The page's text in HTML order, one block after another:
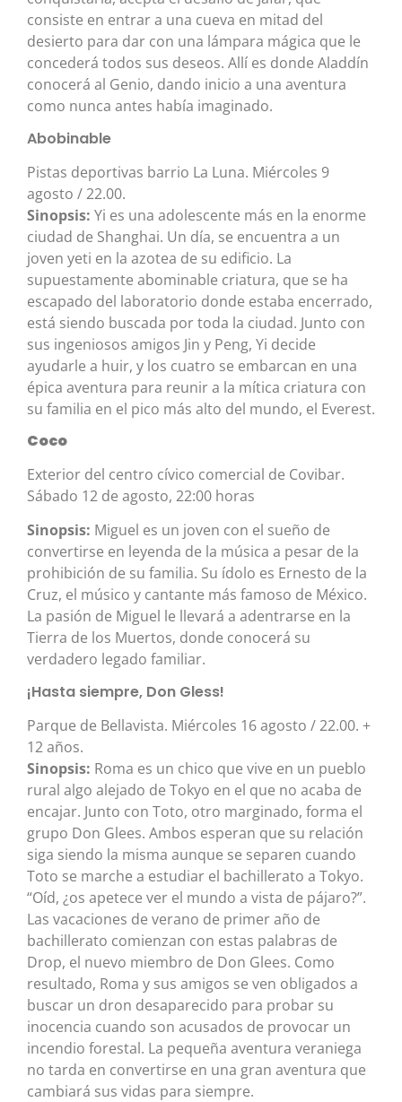
consiste en entrar a una cueva en mitad del
desierto para dar con una lámpara mágica que le
concederá todos sus deseos. Allí es donde Aladdín
conocerá al Genio, dando inicio a una aventura
como nunca antes había imaginado.
Abobinable
Pistas deportivas barrio La Luna. Miércoles 9
agosto / 22.00.
Sinopsis: Yi es una adolescente más en la enorme
ciudad de Shanghai. Un día, se encuentra a un
joven yeti en la azotea de su edificio. La
supuestamente abominable criatura, que se ha
escapado del laboratorio donde estaba encerrado,
está siendo buscada por toda la ciudad. Junto con
sus ingeniosos amigos Jin y Peng, Yi decide
ayudarle a huir, y los cuatro se embarcan en una
épica aventura para reunir a la mítica criatura con
su familia en el pico más alto del mundo, el Everest.
Coco
Exterior del centro cívico comercial de Covibar.
Sábado 12 de agosto, 22:00 horas
Sinopsis: Miguel es un joven con el sueño de
convertirse en leyenda de la música a pesar de la
prohibición de su familia. Su ídolo es Ernesto de la
Cruz, el músico y cantante más famoso de México.
La pasión de Miguel le llevará a adentrarse en la
Tierra de los Muertos, donde conocerá su
verdadero legado familiar.
¡Hasta siempre, Don Gless!
Parque de Bellavista. Miércoles 16 agosto / 22.00. +
12 años.
Sinopsis: Roma es un chico que vive en un pueblo
rural algo alejado de Tokyo en el que no acaba de
encajar. Junto con Toto, otro marginado, forma el
grupo Don Glees. Ambos esperan que su relación
siga siendo la misma aunque se separen cuando
Toto se marche a estudiar el bachillerato a Tokyo.
“Oíd, ¿os apetece ver el mundo a vista de pájaro?”.
Las vacaciones de verano de primer año de
bachillerato comienzan con estas palabras de
Drop, el nuevo miembro de Don Glees. Como
resultado, Roma y sus amigos se ven obligados a
buscar un dron desaparecido para probar su
inocencia cuando son acusados de provocar un
incendio forestal. La pequeña aventura veraniega
no tarda en convertirse en una gran aventura que
cambiará sus vidas para siempre.